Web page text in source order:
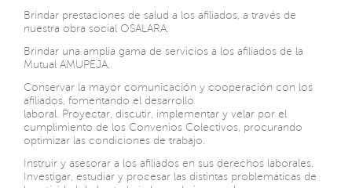
Brindar prestaciones de salud a los afiliados, a través de
nuestra obra social OSALARA.
Brindar una amplia gama de servicios a los afiliados de la
Mutual AMUPEJA.
Conservar la mayor comunicación y cooperación con los
afiliados, fomentando el desarrollo
laboral. Proyectar, discutir, implementar y velar por el
cumplimiento de los Convenios Colectivos, procurando
optimizar las condiciones de trabajo.
Instruir y asesorar a los afiliados en sus derechos laborales.
Investigar, estudiar y procesar las distintas problemáticas de